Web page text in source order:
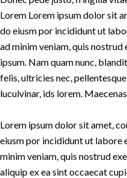
Lorem Lorem ipsum dolor sit
do eiusm por incididunt ut
ad minim veniam, quis
ipsum. Nam quam nunc,
felis, ultricies nec,
luculvinar, ids lorem.
Lorem ipsum dolor sit amet,
eiusm por incididunt ut labore
minim veniam, quis nostrud
aliquip ex ea sint occaecat